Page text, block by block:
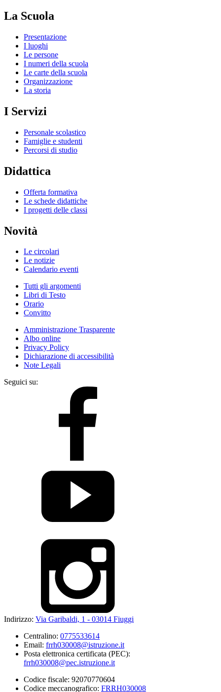
La Scuola
Presentazione
I luoghi
Le persone
I numeri della scuola
Le carte della scuola
Organizzazione
La storia
I Servizi
Personale scolastico
Famiglie e studenti
Percorsi di studio
Didattica
Offerta formativa
Le schede didattiche
I progetti delle classi
Novità
Le circolari
Le notizie
Calendario eventi
Tutti gli argomenti
Libri di Testo
Orario
Convitto
Amministrazione Trasparente
Albo online
Privacy Policy
Dichiarazione di accessibilità
Note Legali
Seguici su:
Indirizzo: Via Garibaldi, 1 - 03014 Fiuggi
Centralino: 0775533614
Email: frrh030008@istruzione.it
Posta elettronica certificata (PEC):
frrh030008@pec.istruzione.it
Codice fiscale: 92070770604
Codice meccanografico: FRRH030008